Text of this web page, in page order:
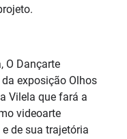
O Dançarte
exposição Olhos
Vilela que fará a
videoarte
de sua trajetória